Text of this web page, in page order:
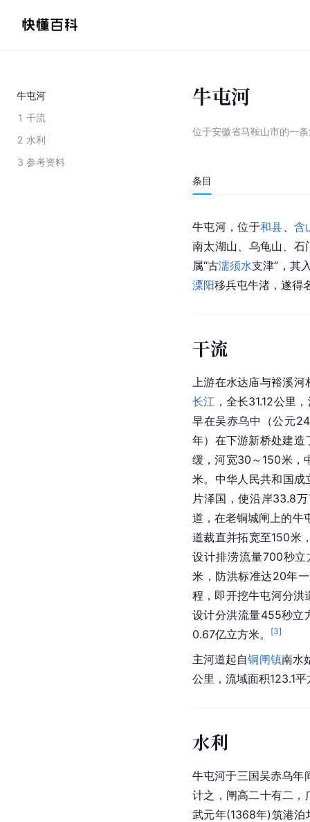
牛屯河
1 干流
2 水利
3 参考资料
牛屯河
位于安徽省马鞍山市的一
条目
牛屯河，位于和县 、含
南太湖山、乌龟山、石
属“古濡须水支津”，其
溧阳移兵屯牛渚，遂得
干流
上游在水达庙与裕溪
长江 ，全长31.12公里
早在吴赤乌中（公元
年）在下游新桥处建造
缓，河宽30～150米，
米。中华人民共和国
片泽国，使沿岸33.8
道，在老铜城闸上的牛
道裁直并拓宽至150米
设计排涝流量700秒
米，防洪标准达20年
程，即开挖牛屯河分
设计分洪流量455秒立
0.67亿立方米。
[3]
主河道起自铜闸镇南水
公里，流域面积123.1
水利
牛屯河于三国吴赤乌年
计之，闸高二十有二，
武元年(1368年)筑港